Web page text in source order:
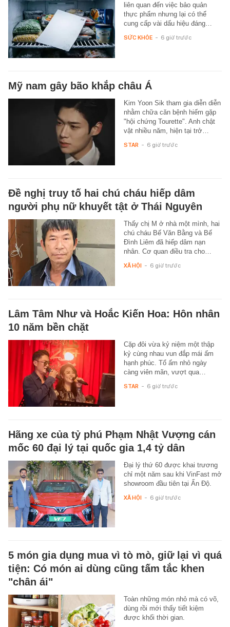
liên quan đến việc bảo quản
thực phẩm nhưng lại có thể
cung cấp vài dấu hiệu đáng…
SỨC KHỎE - 6 giờ trước
Mỹ nam gây bão khắp châu Á
Kim Yoon Sik tham gia diễn diễn
nhằm chữa căn bệnh hiếm gặp
"hội chứng Tourette". Anh chật
vật nhiều năm, hiện tại trở…
STAR - 6 giờ trước
Đề nghị truy tố hai chú cháu hiếp dâm
người phụ nữ khuyết tật ở Thái Nguyên
Thấy chị M ở nhà một mình, hai
chú cháu Bế Văn Bằng và Bế
Đình Liêm đã hiếp dâm nạn
nhân. Cơ quan điều tra cho…
XÃ HỘI - 6 giờ trước
Lâm Tâm Như và Hoắc Kiến Hoa: Hôn nhân
10 năm bền chặt
Cặp đôi vừa kỷ niệm một thập
kỷ cùng nhau vun đắp mái ấm
hạnh phúc. Tổ ấm nhỏ ngày
càng viên mãn, vượt qua…
STAR - 6 giờ trước
Hãng xe của tỷ phú Phạm Nhật Vượng cán
mốc 60 đại lý tại quốc gia 1,4 tỷ dân
Đại lý thứ 60 được khai trương
chỉ một năm sau khi VinFast mở
showroom đầu tiên tại Ấn Độ.
XÃ HỘI - 6 giờ trước
5 món gia dụng mua vì tò mò, giữ lại vì quá
tiện: Có món ai dùng cũng tấm tắc khen
"chân ái"
Toàn những món nhỏ mà có võ,
dùng rồi mới thấy tiết kiệm
được khối thời gian.